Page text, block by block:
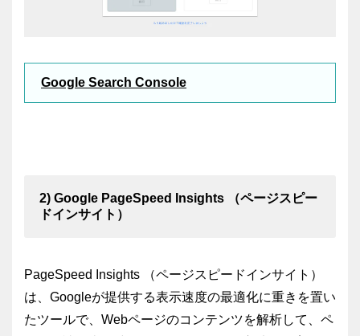
Google Search Console
2) Google PageSpeed Insights （ページスピー
ドインサイト）
PageSpeed Insights （ページスピードインサイト）
は、Googleが提供する表示速度の最適化に重きを置い
たツールで、Webページのコンテンツを解析して、ペ